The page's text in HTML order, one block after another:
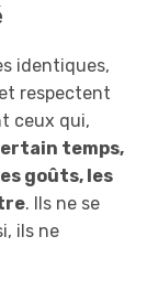
identiques,
respectent
ceux qui,
temps,
goûts, les
. Ils ne se
ils ne